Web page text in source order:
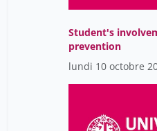
Student's
prevention
lundi 10 octobre